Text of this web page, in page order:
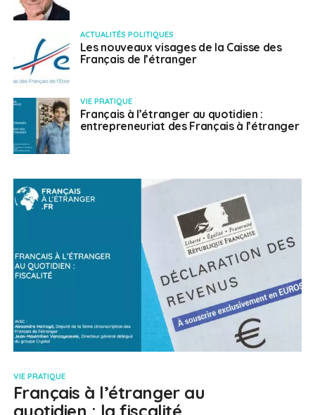
ACTUALITÉS POLITIQUES
Les nouveaux visages de la Caisse des
Français de l’étranger
VIE PRATIQUE
Français à l’étranger au quotidien :
entrepreneuriat des Français à l’étranger
VIE PRATIQUE
Français à l’étranger au